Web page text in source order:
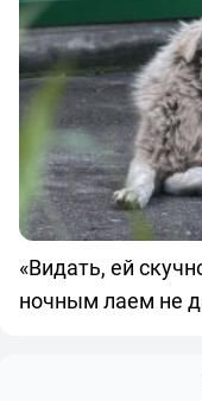
«Видать, ей
ночным лаем не